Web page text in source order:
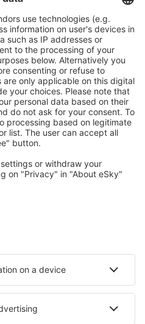
gratuită de anulare.
speciale pentru utilizatorii
opţiuni: hoteluri, cabane,
de către utilizatorii eSky
- Orașe populare
Oak Island
Cazare în Nags Head